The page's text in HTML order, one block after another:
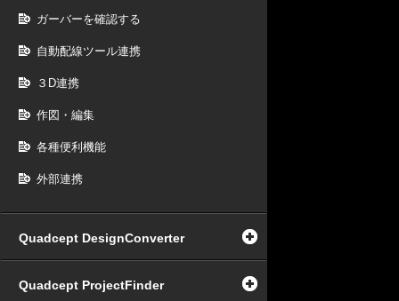
ガーバーを確認する
自動配線ツール連携
３D連携
作図・編集
各種便利機能
外部連携
Quadcept DesignConverter
Quadcept ProjectFinder